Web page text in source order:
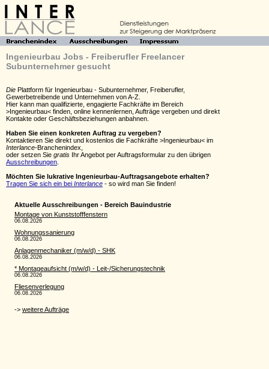
Ingenieurbau Jobs - Freiberufler Freelancer
Subunternehmer gesucht
Die Plattform für Ingenieurbau - Subunternehmer, Freiberufler,
Gewerbetreibende und Unternehmen von A-Z.
Hier kann man qualifizierte, engagierte Fachkräfte im Bereich
>Ingenieurbau< finden, online kennenlernen, Aufträge vergeben und direkt
Kontakte oder Geschäftsbeziehungen anbahnen.
Haben Sie einen konkreten Auftrag zu vergeben?
Kontaktieren Sie direkt und kostenlos die Fachkräfte >Ingenieurbau< im
Interlance-Branchenindex,
oder setzen Sie gratis Ihr Angebot per Auftragsformular zu den übrigen
Ausschreibungen
Möchten Sie lukrative Ingenieurbau-Auftragsangebote erhalten?
Tragen Sie sich ein bei Interlance - so wird man Sie finden!